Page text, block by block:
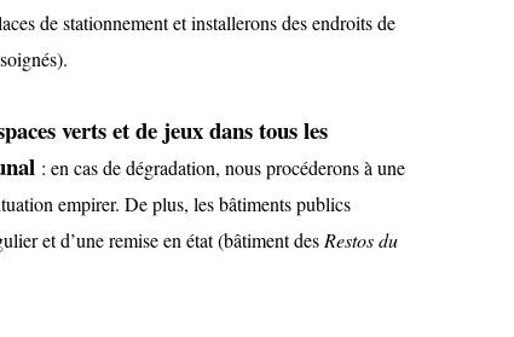
de stationnement et installerons des endroits de
verts et de jeux dans tous les
: en cas de dégradation, nous procéderons à une
empirer. De plus, les bâtiments publics
et d’une remise en état (bâtiment des Restos du